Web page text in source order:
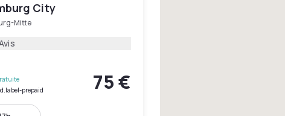
City
Mitte
prepaid
75 €